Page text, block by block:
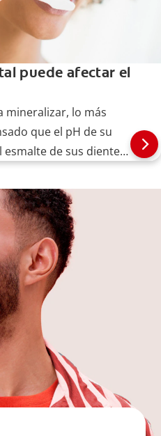
puede afectar el
mineralizar, lo más
que el pH de su
de sus dientes.